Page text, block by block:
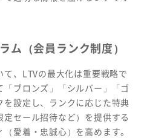
ム（会員ランク制度）
、LTVの最大化は重要戦略で
ブロンズ」「シルバー」「ゴ
設定し、ランクに応じた特典
定セール招待など）を提供する
愛着・忠誠心）を高めます。